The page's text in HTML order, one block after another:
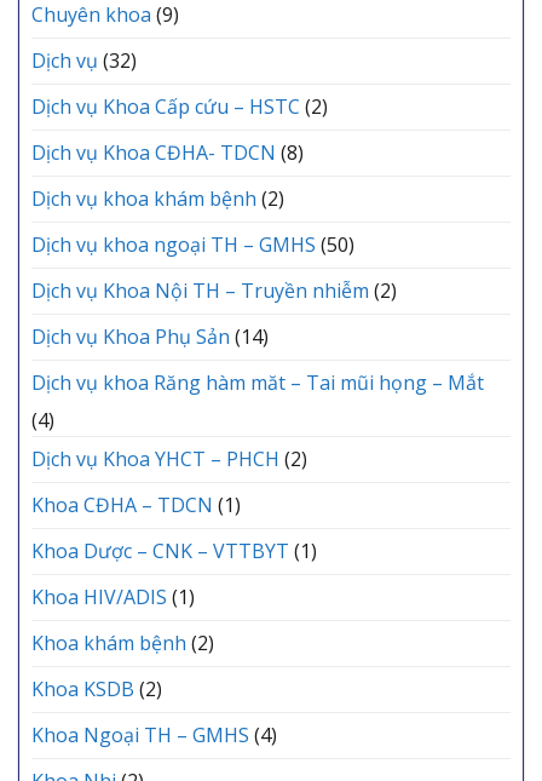
Chuyên khoa (9)
Dịch vụ (32)
Dịch vụ Khoa Cấp cứu – HSTC (2)
Dịch vụ Khoa CĐHA- TDCN (8)
Dịch vụ khoa khám bệnh (2)
Dịch vụ khoa ngoại TH – GMHS (50)
Dịch vụ Khoa Nội TH – Truyền nhiễm (2)
Dịch vụ Khoa Phụ Sản (14)
Dịch vụ khoa Răng hàm măt – Tai mũi họng – Mắt
(4)
Dịch vụ Khoa YHCT – PHCH (2)
Khoa CĐHA – TDCN (1)
Khoa Dược – CNK – VTTBYT (1)
Khoa HIV/ADIS (1)
Khoa khám bệnh (2)
Khoa KSDB (2)
Khoa Ngoại TH – GMHS (4)